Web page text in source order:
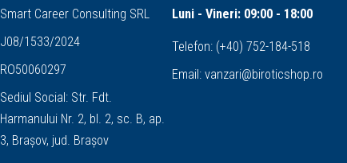
Smart Career Consulting SRL
J08/1533/2024
RO50060297
Sediul Social: Str. Fdt.
Harmanului Nr. 2, bl. 2, sc. B, ap.
3, Brașov, jud. Brașov
Luni - Vineri: 09:00 - 18:00
Telefon: (+40) 752-184-518
Email:vanzari@biroticshop.ro